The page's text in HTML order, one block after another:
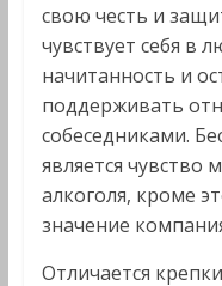
свою честь и
чувствует себя в
начитанность и
поддерживать
собеседниками.
является чувство
алкоголя, кроме
значение
Отличается